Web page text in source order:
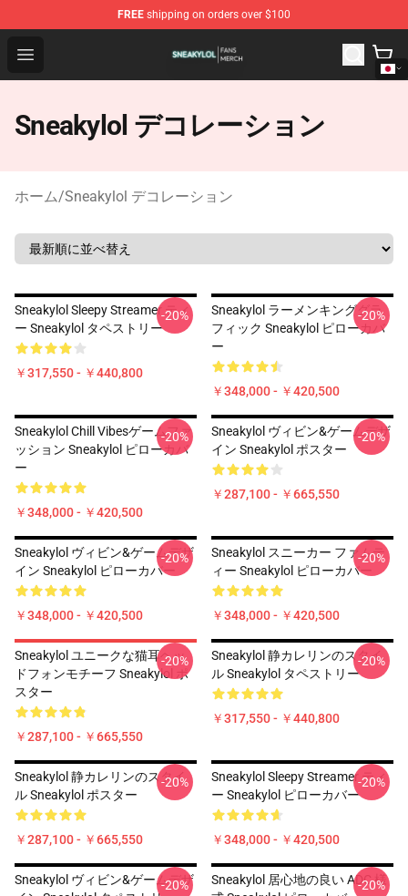
FREE shipping on orders over $100
Open menu
Sneakylol Shop - Official Sneakylol Merchandise Store
Sneakylol デコレーション
ホーム/Sneakylol デコレーション
Sneakylol Sleepy Streamer ティ
ー Sneakylol タペストリー
￥317,550 - ￥440,800
-20%
Sneakylol ラーメンキンググラ
フィック Sneakylol ピローカバ
ー
￥348,000 - ￥420,500
-20%
Sneakylol Chill Vibesゲームファ
ッション Sneakylol ピローカバ
ー
￥348,000 - ￥420,500
-20%
Sneakylol ヴィビン&ゲームデザ
イン Sneakylol ポスター
￥287,100 - ￥665,550
-20%
Sneakylol ヴィビン&ゲームデザ
イン Sneakylol ピローカバー
￥348,000 - ￥420,500
-20%
Sneakylol スニーカー ファムテ
ィー Sneakylol ピローカバー
￥348,000 - ￥420,500
-20%
Sneakylol ユニークな猫耳ヘッ
ドフォンモチーフ Sneakylol ポ
スター
￥287,100 - ￥665,550
-20%
Sneakylol 静カレリンのスタイ
ル Sneakylol タペストリー
￥317,550 - ￥440,800
-20%
Sneakylol 静カレリンのスタイ
ル Sneakylol ポスター
￥287,100 - ￥665,550
-20%
Sneakylol Sleepy Streamer ティ
ー Sneakylol ピローカバー
￥348,000 - ￥420,500
-20%
Sneakylol ヴィビン&ゲームデザ
-20%
Sneakylol 居心地の良い ADC 様
-20%